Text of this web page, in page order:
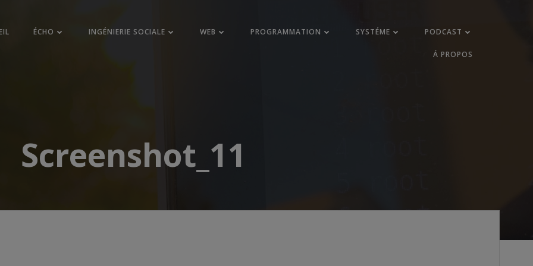
ÉCHO INGÉNIERIE SOCIALE WEB PROGRAMMATION SYSTÉME PODCAST
Á PROPOS
Screenshot_11